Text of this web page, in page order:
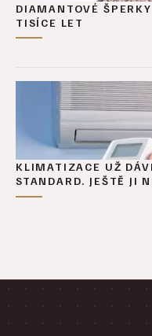
DIAMANTOVÉ
TISÍCE LET
KLIMATIZACE UŽ
STANDARD. JEŠTĚ JI